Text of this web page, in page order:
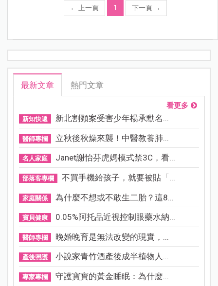
← 上一頁 1 下一頁 →
最新文章 熱門文章
看更多
新知快遞 新北割頸案受害少年楊承勳名...
醫師專欄 立秋後秋燥來襲！中醫教養肺...
名人家庭 Janet謝怡芬虎媽模式禁3C，看...
部落客專欄 不買手機給孩子，就要被貼「...
家庭關係 為什麼不想或不敢生二胎？這8...
寶貝健康 0.05%阿托品近視控制眼藥水納...
醫師專欄 晚婚晚育是無法改變的現實，...
產後照護 小說家青竹酒產後成半植物人...
專家專欄 守護寶寶的黃金睡眠：為什麼...